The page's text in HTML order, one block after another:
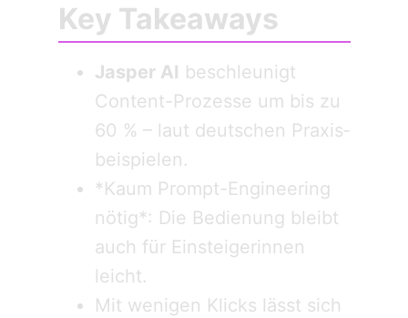
Key Takeaways
Jasper AI beschleunigt
Content-Prozesse um bis zu
60 % – laut deutschen Praxis­
beispielen.
*Kaum Prompt-Engineering
nötig*: Die Bedienung bleibt
auch für Einsteigerinnen
leicht.
Mit wenigen Klicks lässt sich